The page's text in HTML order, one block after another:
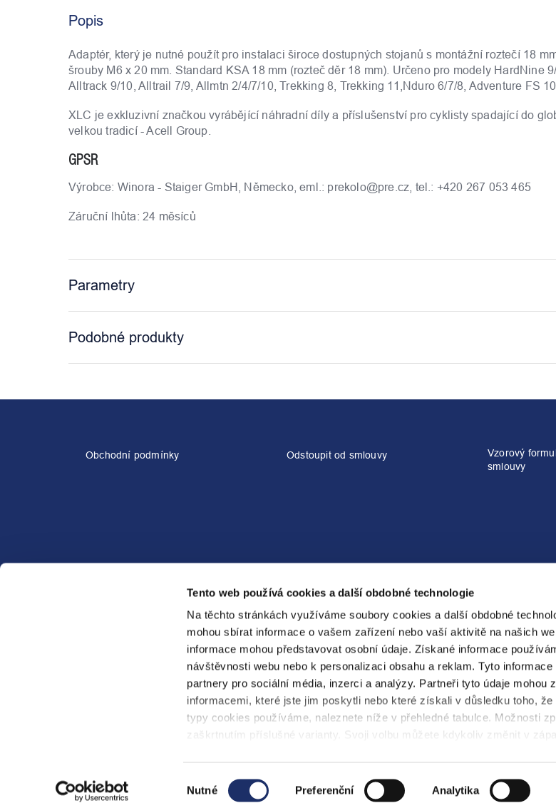
Tento web používá cookies a další obdobné technologie
Na těchto stránkách využíváme soubory cookies a další obdobné
mohou sbírat informace o vašem zařízení nebo vaší aktivitě na našich
informace mohou představovat osobní údaje. Získané informace
návštěvnosti webu nebo k personalizaci obsahu a reklam. Tyto
partnery pro sociální média, inzerci a analýzy. Partneři tyto údaje mohou
informacemi, které jste jim poskytli nebo které získali v důsledku toho,
typy cookies používáme, naleznete níže v přehledné tabulce. Možnosti
zaškrtnutím příslušné varianty. Svoji volbu můžete kdykoliv změnit v
souhlasu
Nutné Preferenční Analytika
Popis
Adaptér, který je nutné použít pro instalaci široce dostupných stojanů s montážní roztečí 18
šrouby M6 x 20 mm. Standard KSA 18 mm (rozteč děr 18 mm). Určeno pro modely HardNine
Alltrack 9/10, Alltrail 7/9, Allmtn 2/4/7/10, Trekking 8, Trekking 11,Nduro 6/7/8, Adventure FS
XLC je exkluzivní značkou vyrábějící náhradní díly a příslušenství pro cyklisty spadající do
velkou tradicí - Acell Group.
GPSR
Výrobce: Winora - Staiger GmbH, Německo, eml.: prekolo@pre.cz, tel.: +420 267 053 465
Záruční lhůta: 24 měsíců
Parametry
Podobné produkty
Obchodní podmínky Odstoupit od smlouvy
Vzorový
smlouvy
Kontaktní formulář
Napsat zprávu
tepelnestudio@pre.cz
PREdistribuce PREenergo PREzákaznická